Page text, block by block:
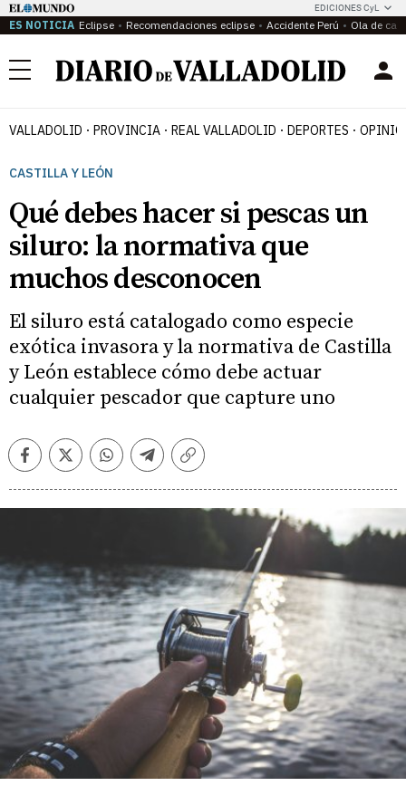
EDICIONES CyL
ES NOTICIA Eclipse Recomendaciones eclipse Accidente Perú Ola de
Menú
VALLADOLID PROVINCIA REAL VALLADOLID DEPORTES
CASTILLA Y LEÓN
Qué debes hacer si pescas un
siluro: la normativa que
muchos desconocen
El siluro está catalogado como especie
exótica invasora y la normativa de Castilla
y León establece cómo debe actuar
cualquier pescador que capture uno
FacebookTwitterWhatsappTelegramCopiar